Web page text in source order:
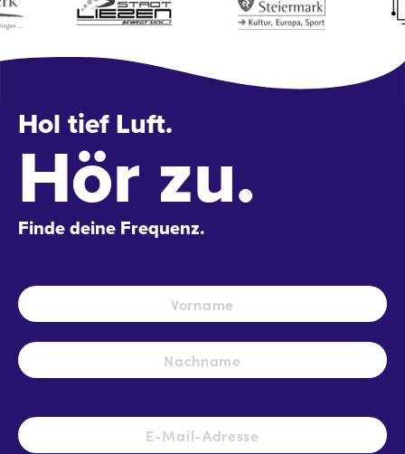
Hol tief Luft.
Hör zu.
Finde deine Frequenz.
Name *
E-
Mail-